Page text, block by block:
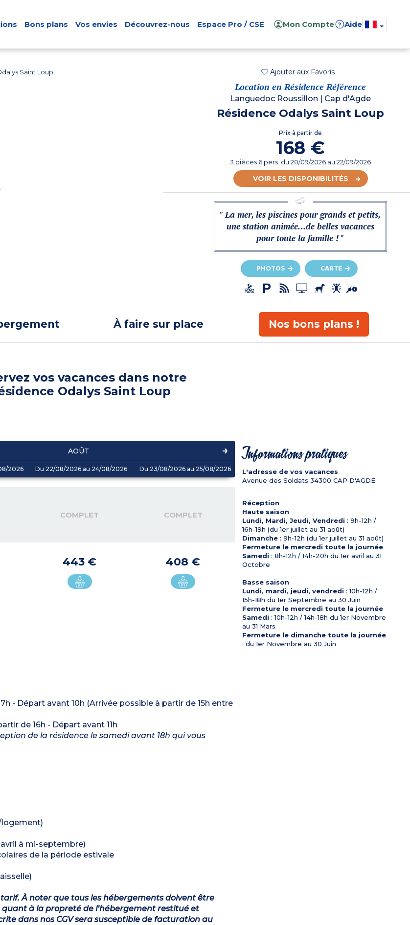
Bons plans Vos envies Découvrez-nous Espace Pro / CSE Mon Compte ? Aide
Saint Loup Ajouter aux Favoris
Location en Résidence Référence
Languedoc Roussillon | Cap d'Agde
Résidence Odalys Saint Loup
Prix à partir de
168 €
3 pièces 6 pers. du 20/09/2026 au 22/09/2026
VOIR LES DISPONIBILITÉS
" La mer, les piscines pour grands et petits,
une station animée…de belles vacances
pour toute la famille ! "
PHOTOS CARTE
À faire sur place Nos bons plans !
vos vacances dans notre
Odalys Saint Loup
AOÛT
2026 Du 22/08/2026 au 24/08/2026 Du 23/08/2026 au 25/08/2026
COMPLET COMPLET
443 € 408 €
- Départ avant 10h (Arrivée possible à partir de 15h entre
de 16h - Départ avant 11h
de la résidence le samedi avant 18h qui vous
logement)
à mi-septembre)
de la période estivale
À noter que tous les hébergements doivent être
à la propreté de l’hébergement restitué et
dans nos CGV sera susceptible de facturation au
Informations pratiques
L'adresse de vos vacances
Avenue des Soldats 34300 CAP D'AGDE
Réception
Haute saison
Lundi, Mardi, Jeudi, Vendredi : 9h-12h /
16h-19h (du 1er juillet au 31 août)
Dimanche : 9h-12h (du 1er juillet au 31 août)
Fermeture le mercredi toute la journée
Samedi : 8h-12h / 14h-20h du 1er avril au 31
Octobre
Basse saison
Lundi, mardi, jeudi, vendredi : 10h-12h /
15h-18h du 1er Septembre au 30 Juin
Fermeture le mercredi toute la journée
Samedi : 10h-12h / 14h-18h du 1er Novembre
au 31 Mars
Fermeture le dimanche toute la journée
: du 1er Novembre au 30 Juin